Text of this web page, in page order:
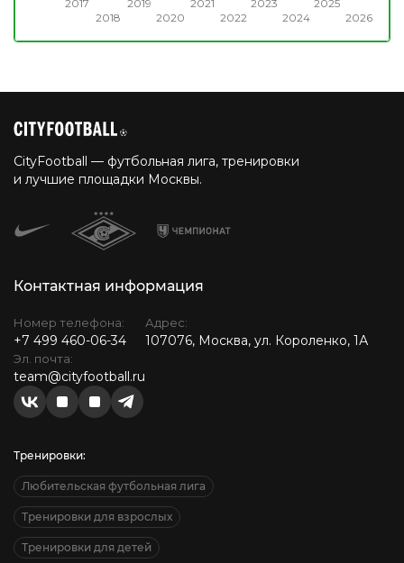
2017
2018
2019
2020
2021
2022
2023
2024
2025
2026
CityFootball — футбольная лига, тренировки
и лучшие площадки Москвы.
Контактная информация
Номер телефона:
+7 499 460-06-34
Эл. почта:
team@cityfootball.ru
Адрес:
107076, Москва, ул. Короленко, 1А
Тренировки:
Любительская футбольная лига
Тренировки для взрослых
Тренировки для детей